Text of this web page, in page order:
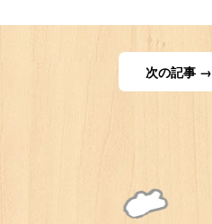
次の記事 →